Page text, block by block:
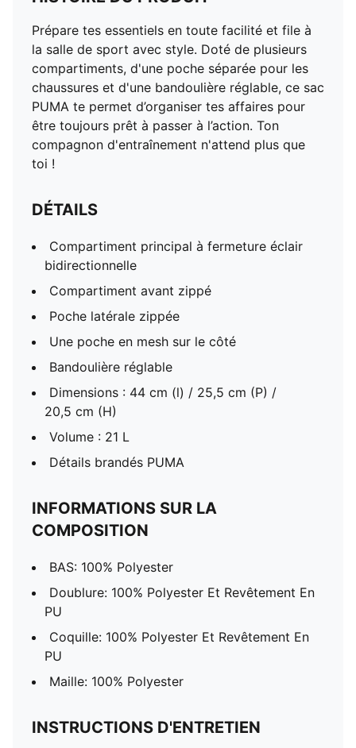
Prépare tes essentiels en toute facilité et file à
la salle de sport avec style. Doté de plusieurs
compartiments, d'une poche séparée pour les
chaussures et d'une bandoulière réglable, ce sac
PUMA te permet d’organiser tes affaires pour
être toujours prêt à passer à l’action. Ton
compagnon d'entraînement n'attend plus que
toi !
DÉTAILS
Compartiment principal à fermeture éclair
bidirectionnelle
Compartiment avant zippé
Poche latérale zippée
Une poche en mesh sur le côté
Bandoulière réglable
Dimensions : 44 cm (l) / 25,5 cm (P) /
20,5 cm (H)
Volume : 21 L
Détails brandés PUMA
INFORMATIONS SUR LA
COMPOSITION
BAS: 100% Polyester
Doublure: 100% Polyester Et Revêtement En
PU
Coquille: 100% Polyester Et Revêtement En
PU
Maille: 100% Polyester
INSTRUCTIONS D'ENTRETIEN